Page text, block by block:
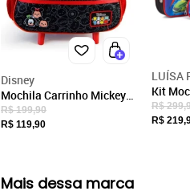
Polo One Mochila com Rodas Polo One
Disney
Mochila Carrinho Mickey
Disney Infantil Masculina
Escolar Resitente
R$ 199,90
R$ 119,90
LUÍSA
Kit
Menina
R$
R$
Mais dessa marca